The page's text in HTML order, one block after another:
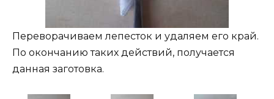
Переворачиваем лепесток и удаляем его край.
По окончанию таких действий, получается
данная заготовка.